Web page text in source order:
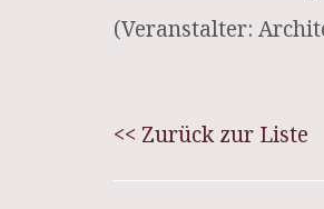
(Veranstalter:
<< Zurück zur Liste